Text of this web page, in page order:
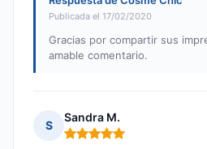
Publicada el 17/02/2020
Gracias por compartir sus
amable comentario.
S
Sandra M.
Nota: 5 de 5